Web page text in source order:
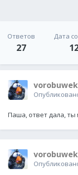
Ответов
27
Дата
vorobuwek
Паша, ответ дала, ты
vorobuwek